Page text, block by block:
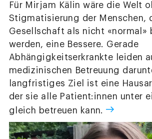
Für Mirjam Kälin wäre die Welt
Stigmatisierung der Menschen,
Gesellschaft als nicht «normal»
werden, eine Bessere. Gerade
Abhängigkeitserkrankte leiden
medizinischen Betreuung
langfristiges Ziel ist eine
der sie alle Patient:innen unter
gleich betreuen kann.